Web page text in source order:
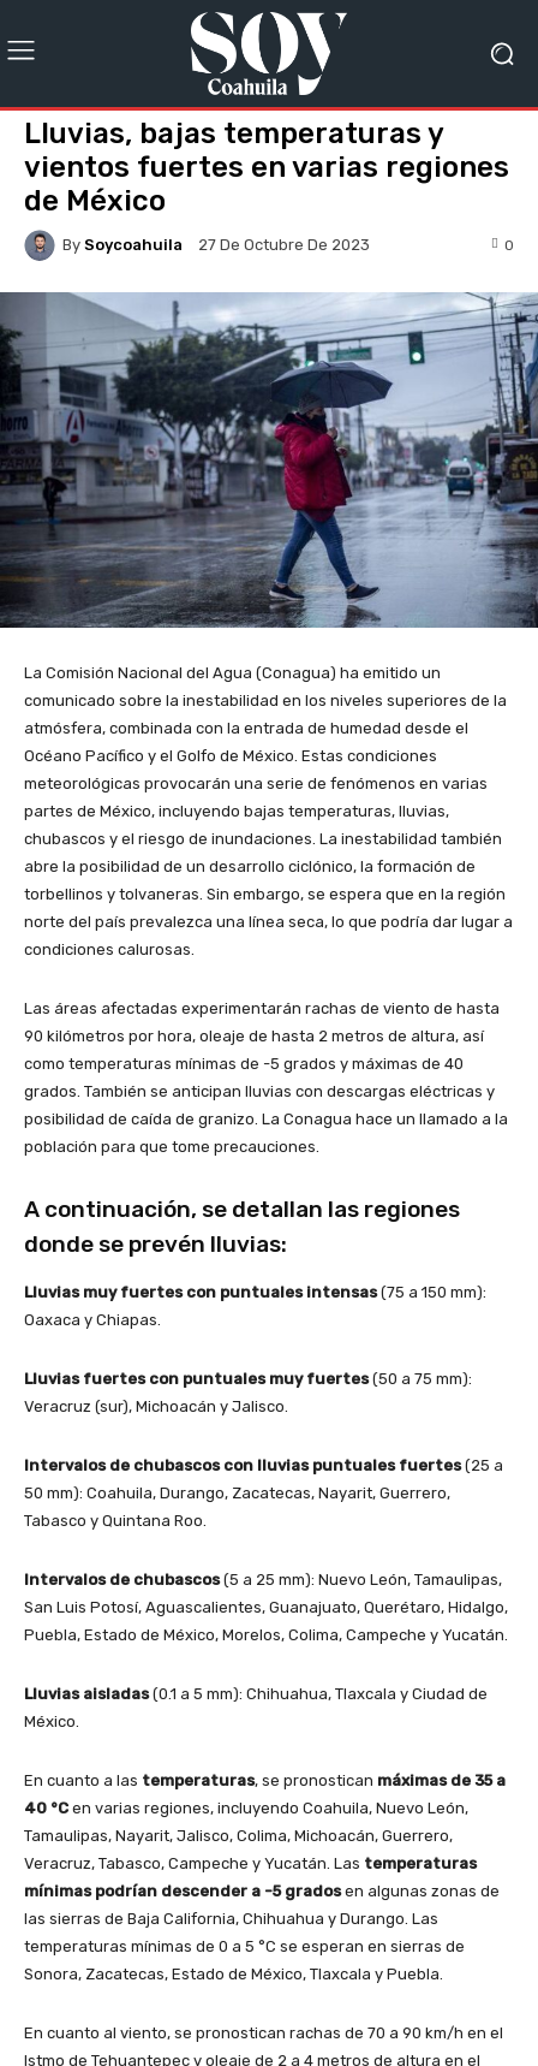
Lluvias, bajas temperaturas y
vientos fuertes en varias regiones
de México
By Soycoahuila 27 De Octubre De 2023 0
La Comisión Nacional del Agua (Conagua) ha emitido un
comunicado sobre la inestabilidad en los niveles superiores de la
atmósfera, combinada con la entrada de humedad desde el
Océano Pacífico y el Golfo de México. Estas condiciones
meteorológicas provocarán una serie de fenómenos en varias
partes de México, incluyendo bajas temperaturas, lluvias,
chubascos y el riesgo de inundaciones. La inestabilidad también
abre la posibilidad de un desarrollo ciclónico, la formación de
torbellinos y tolvaneras. Sin embargo, se espera que en la región
norte del país prevalezca una línea seca, lo que podría dar lugar a
condiciones calurosas.
Las áreas afectadas experimentarán rachas de viento de hasta
90 kilómetros por hora, oleaje de hasta 2 metros de altura, así
como temperaturas mínimas de -5 grados y máximas de 40
grados. También se anticipan lluvias con descargas eléctricas y
posibilidad de caída de granizo. La Conagua hace un llamado a la
población para que tome precauciones.
A continuación, se detallan las regiones
donde se prevén lluvias:
Lluvias muy fuertes con puntuales intensas(75 a 150 mm):
Oaxaca y Chiapas.
Lluvias fuertes con puntuales muy fuertes(50 a 75 mm):
Veracruz (sur), Michoacán y Jalisco.
Intervalos de chubascos con lluvias puntuales fuertes(25 a
50 mm): Coahuila, Durango, Zacatecas, Nayarit, Guerrero,
Tabasco y Quintana Roo.
Intervalos de chubascos(5 a 25 mm): Nuevo León, Tamaulipas,
San Luis Potosí, Aguascalientes, Guanajuato, Querétaro, Hidalgo,
Puebla, Estado de México, Morelos, Colima, Campeche y Yucatán.
Lluvias aisladas(0.1 a 5 mm): Chihuahua, Tlaxcala y Ciudad de
México.
En cuanto a las temperaturas, se pronostican máximas de 35 a
40 °C en varias regiones, incluyendo Coahuila, Nuevo León,
Tamaulipas, Nayarit, Jalisco, Colima, Michoacán, Guerrero,
Veracruz, Tabasco, Campeche y Yucatán. Las temperaturas
mínimas podrían descender a -5 gradosen algunas zonas de
las sierras de Baja California, Chihuahua y Durango. Las
temperaturas mínimas de 0 a 5 °C se esperan en sierras de
Sonora, Zacatecas, Estado de México, Tlaxcala y Puebla.
En cuanto al viento, se pronostican rachas de 70 a 90 km/h en el
Istmo de Tehuantepec y oleaje de 2 a 4 metros de altura en el